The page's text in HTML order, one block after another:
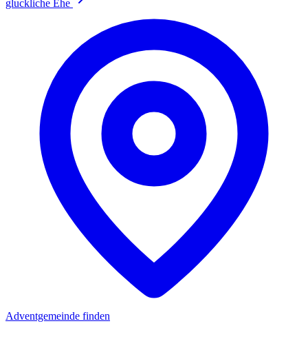
gluckliche Ehe
Adventgemeinde finden